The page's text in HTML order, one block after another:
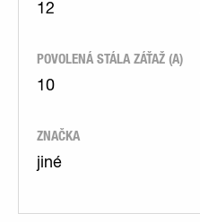
12
POVOLENÁ STÁLA ZÁŤAŽ (A)
10
ZNAČKA
jiné